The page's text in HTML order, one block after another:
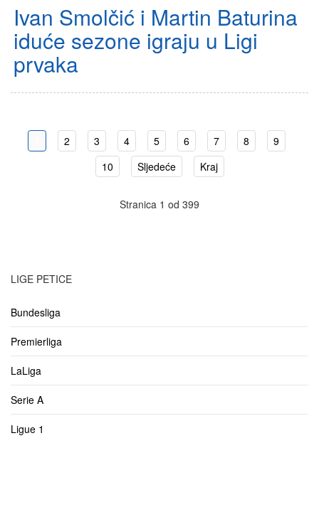
Ivan Smolčić i Martin Baturina
iduće sezone igraju u Ligi
prvaka
2 3 4 5 6 7 8
9
10
Sljedeće Kraj
Stranica 1 od 399
LIGE PETICE
Bundesliga
Premierliga
LaLiga
Serie A
Ligue 1